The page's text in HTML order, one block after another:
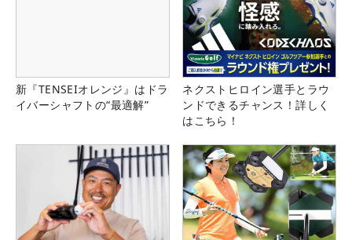
新『TENSEIオレンジ』はドラ
イバーシャフトの“最適解”
ネクストヒロイン選手とラウ
ンドできるチャンス！詳しく
はこちら！